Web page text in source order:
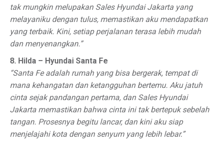
tak mungkin melupakan Sales Hyundai Jakarta yang
melayaniku dengan tulus, memastikan aku mendapatkan
yang terbaik. Kini, setiap perjalanan terasa lebih mudah
dan menyenangkan.”
8. Hilda – Hyundai Santa Fe
“Santa Fe adalah rumah yang bisa bergerak, tempat di
mana kehangatan dan ketangguhan bertemu. Aku jatuh
cinta sejak pandangan pertama, dan Sales Hyundai
Jakarta memastikan bahwa cinta ini tak bertepuk sebelah
tangan. Prosesnya begitu lancar, dan kini aku siap
menjelajahi kota dengan senyum yang lebih lebar.”